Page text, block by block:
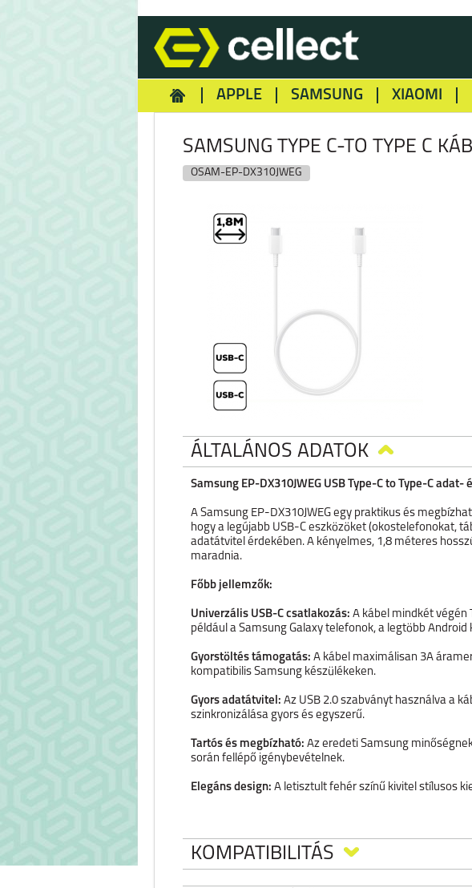
APPLE SAMSUNG XIAOMI
SAMSUNG TYPE C-TO TYPE C
OSAM-EP-DX310JWEG
ÁLTALÁNOS ADATOK
Samsung EP-DX310JWEG USB Type-C to Type-C
A Samsung EP-DX310JWEG egy praktikus és
hogy a legújabb USB-C eszközöket (okostelefonokat,
adatátvitel érdekében. A kényelmes, 1,8 méteres
maradnia.
Főbb jellemzők:
Univerzális USB-C csatlakozás: A kábel mindkét végén
például a Samsung Galaxy telefonok, a legtöbb
Gyorstöltés támogatás: A kábel maximálisan 3A
kompatibilis Samsung készülékeken.
Gyors adatátvitel: Az USB 2.0 szabványt használva a
szinkronizálása gyors és egyszerű.
Tartós és megbízható: Az eredeti Samsung
során fellépő igénybevételnek.
Elegáns design: A letisztult fehér színű kivitel stílusos
KOMPATIBILITÁS